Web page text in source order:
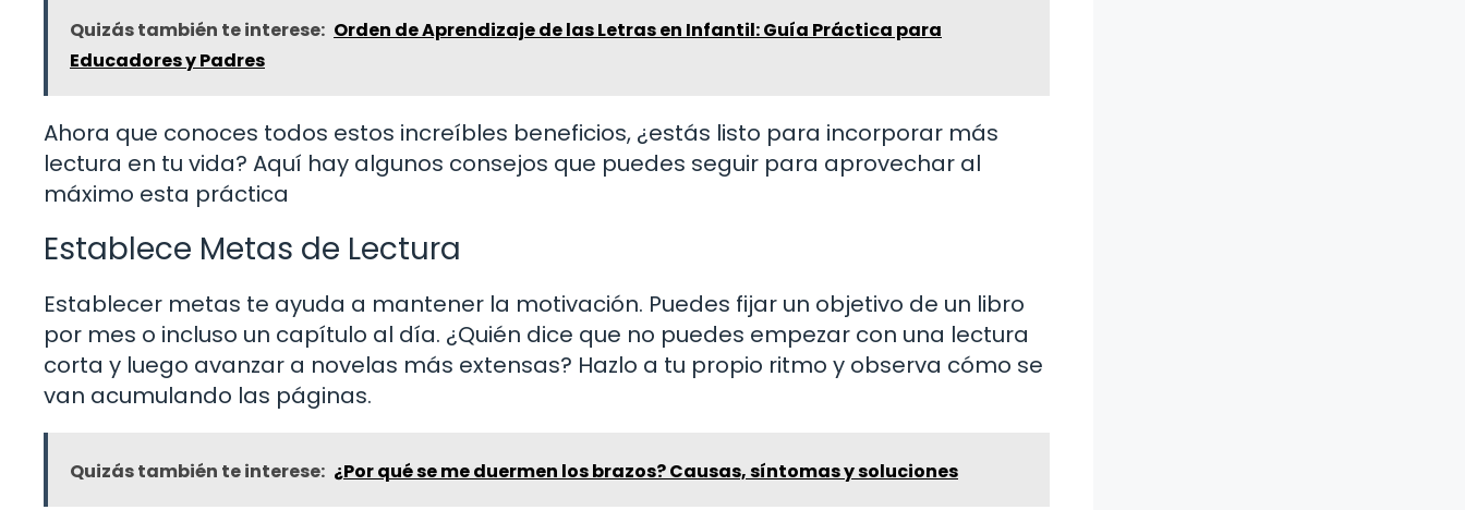
Quizás también te interese: Orden de Aprendizaje de las Letras en Infantil: Guía Práctica para
Educadores y Padres
Ahora que conoces todos estos increíbles beneficios, ¿estás listo para incorporar más
lectura en tu vida? Aquí hay algunos consejos que puedes seguir para aprovechar al
máximo esta práctica
Establece Metas de Lectura
Establecer metas te ayuda a mantener la motivación. Puedes fijar un objetivo de un libro
por mes o incluso un capítulo al día. ¿Quién dice que no puedes empezar con una lectura
corta y luego avanzar a novelas más extensas? Hazlo a tu propio ritmo y observa cómo se
van acumulando las páginas.
Quizás también te interese: ¿Por qué se me duermen los brazos? Causas, síntomas y soluciones